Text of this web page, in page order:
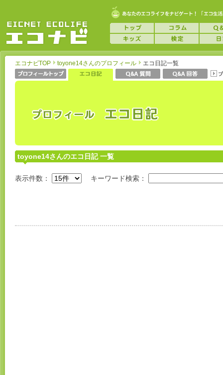
エコナビTOP toyone14さんのプロフィール エコ日記一覧
toyone14さんのエコ日記 一覧
表示件数： キーワード検索：